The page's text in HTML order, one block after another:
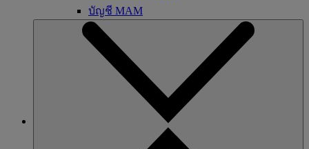
บัญชี MAM